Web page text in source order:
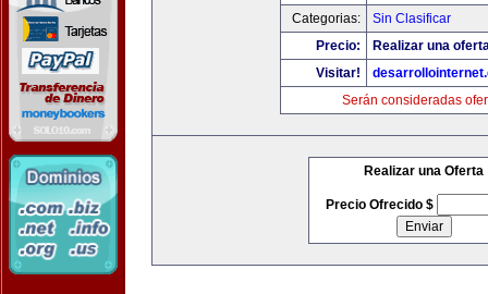
Categorias:
Sin Clasificar
Precio:
Realizar una
Visitar!
Serán consideradas
Realizar una Oferta
Precio Ofrecido $